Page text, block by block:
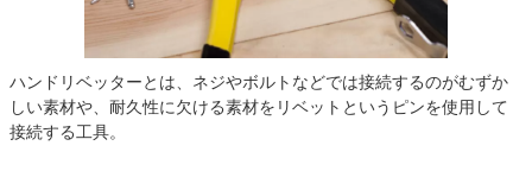
ハンドリベッターとは、ネジやボルトなどでは接続するのがむずか
しい素材や、耐久性に欠ける素材をリベットというピンを使用して
接続する工具。